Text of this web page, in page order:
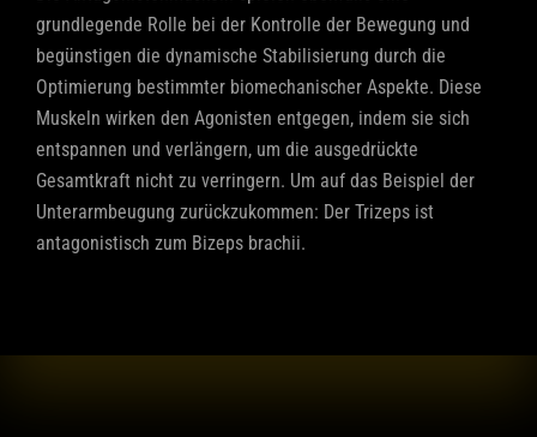
grundlegende Rolle bei der Kontrolle der Bewegung und
begünstigen die dynamische Stabilisierung durch die
Optimierung bestimmter biomechanischer Aspekte. Diese
Muskeln wirken den Agonisten entgegen, indem sie sich
entspannen und verlängern, um die ausgedrückte
Gesamtkraft nicht zu verringern. Um auf das Beispiel der
Unterarmbeugung zurückzukommen: Der Trizeps ist
antagonistisch zum Bizeps brachii.